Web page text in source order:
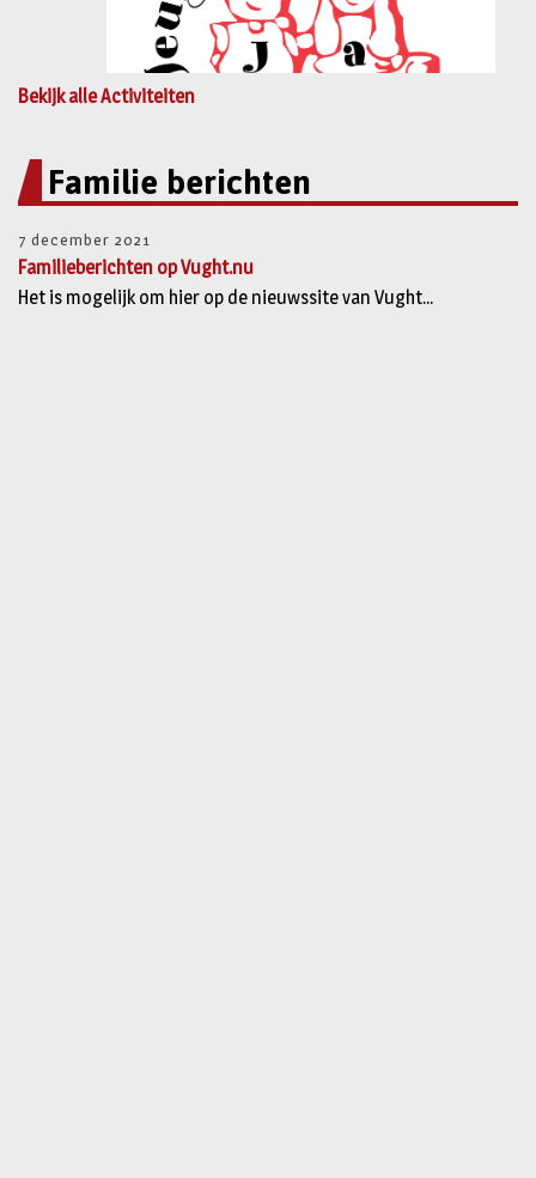
Bekijk alle Activiteiten
Familie berichten
7 december 2021
Familieberichten op Vught.nu
Het is mogelijk om hier op de nieuwssite van Vught...